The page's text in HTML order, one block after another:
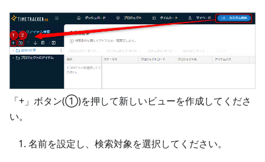
「+」ボタン(①)を押して新しいビューを作成してくださ
い。
名前を設定し、検索対象を選択してください。